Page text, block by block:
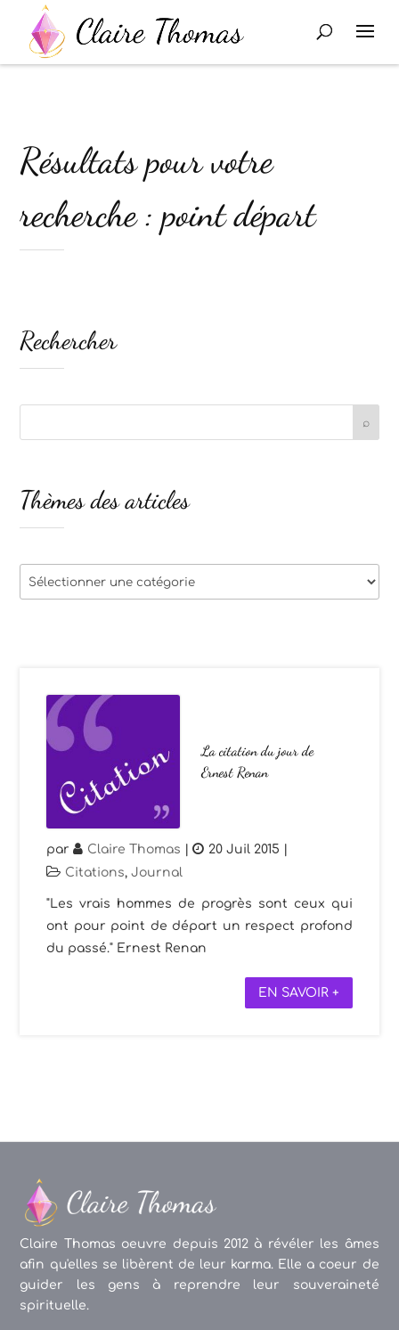
Résultats pour votre
recherche : point départ
La citation du jour de
Ernest Renan
par Claire Thomas | 20 Juil 2015 |
Citations,Journal
"Les vrais hommes de progrès sont ceux qui
ont pour point de départ un respect profond
du passé." Ernest Renan
EN SAVOIR +
Rechercher
Thèmes des articles
Thèmes
des
Claire Thomas oeuvre depuis 2012 à révéler les âmes
afin qu'elles se libèrent de leur karma. Elle a coeur de
guider les gens à reprendre leur souveraineté
spirituelle.